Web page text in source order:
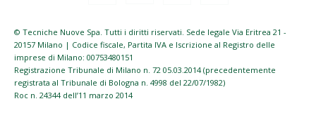
© Tecniche Nuove Spa. Tutti i diritti riservati. Sede legale Via Eritrea 21 -
20157 Milano | Codice fiscale, Partita IVA e Iscrizione al Registro delle
imprese di Milano: 00753480151
Registrazione Tribunale di Milano n. 72 05.03.2014 (precedentemente
registrata al Tribunale di Bologna n. 4998 del 22/07/1982)
Roc n. 24344 dell’11 marzo 2014